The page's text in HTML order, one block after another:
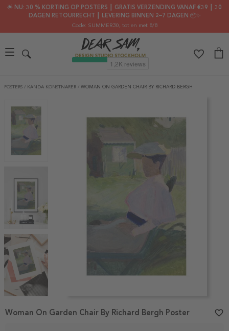
🌟 NU: 30 % KORTING OP POSTERS ┃ GRATIS VERZENDING VANAF €39 ┃ 30
DAGEN RETOURRECHT ┃ LEVERING BINNEN 2–7 DAGEN 📦✨
Code: SUMMER30, tot en met 8/8
POSTERS / KÄNDA KONSTNÄRER / WOMAN ON GARDEN CHAIR BY RICHARD BERGH
1
Woman On Garden Chair By Richard Bergh Poster favorite_border